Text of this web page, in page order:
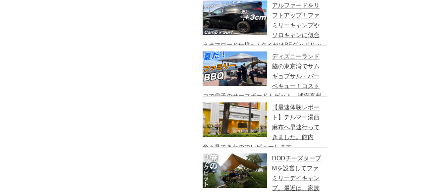
市・青根キャンプ場。
アルファードをリ
フトアップ！ファ
ミリーキャンプや
ソロキャンに似合
うオフロード仕様へ / タイヤはBFグッドリッ
チのオールテレーンTA。ホイールはデルタ
フォースのオーバル。アップサスはエスペリ
ア。
ディズニーランド
脇の東京湾でサム
ギョプサル・バー
ベキュー！コスト
コで息子のサーフボードもゲット、浦安高州
海浜公園、コールマンワンタッチタープ、フ
ァミリーキャンプ、BBQ
【最速体験レポー
ト】テルマー湯西
麻布へ早速行って
きました。館内
色々見てきたのでレビューします。
DODチーズタープ
Mを設営してファ
ミリーデイキャン
プ。最近は、家族